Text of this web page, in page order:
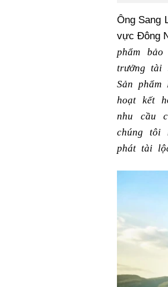
Ông Sang
vực Đông
phẩm
trưởng tài
Sản
hoạt kết
nhu cầu
chúng tôi
phát tài